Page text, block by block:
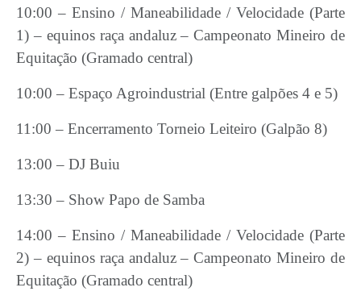
10:00 – Ensino / Maneabilidade / Velocidade (Parte
1) – equinos raça andaluz – Campeonato Mineiro de
Equitação (Gramado central)
10:00 – Espaço Agroindustrial (Entre galpões 4 e 5)
11:00 – Encerramento Torneio Leiteiro (Galpão 8)
13:00 – DJ Buiu
13:30 – Show Papo de Samba
14:00 – Ensino / Maneabilidade / Velocidade (Parte
2) – equinos raça andaluz – Campeonato Mineiro de
Equitação (Gramado central)